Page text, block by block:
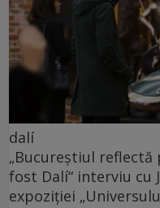
dalí
„Bucureștiul
fost Dalí“ interviu cu
expoziției